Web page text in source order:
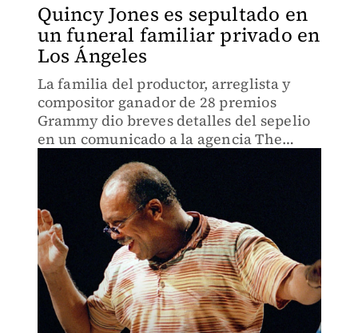
Quincy Jones es sepultado en
un funeral familiar privado en
Los Ángeles
La familia del productor, arreglista y
compositor ganador de 28 premios
Grammy dio breves detalles del sepelio
en un comunicado a la agencia The
Associated Press.